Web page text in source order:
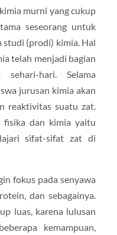
murni yang cukup
seseorang untuk
studi (prodi) kimia. Hal
telah menjadi bagian
hari. Selama
jurusan kimia akan
reaktivitas suatu zat.
fisika dan kimia yaitu
sifat-sifat zat di
fokus pada senyawa
dan sebagainya.
luas, karena lulusan
kemampuan,